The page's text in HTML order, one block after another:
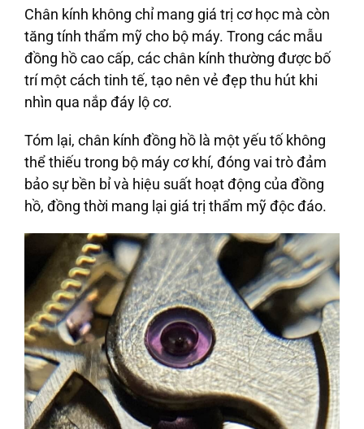
Chân kính không chỉ mang giá trị cơ học mà còn
tăng tính thẩm mỹ cho bộ máy. Trong các mẫu
đồng hồ cao cấp, các chân kính thường được bố
trí một cách tinh tế, tạo nên vẻ đẹp thu hút khi
nhìn qua nắp đáy lộ cơ.
Tóm lại, chân kính đồng hồ là một yếu tố không
thể thiếu trong bộ máy cơ khí, đóng vai trò đảm
bảo sự bền bỉ và hiệu suất hoạt động của đồng
hồ, đồng thời mang lại giá trị thẩm mỹ độc đáo.